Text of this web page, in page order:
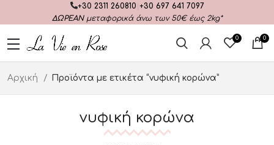
+30 2311 260810 +30 697 641 7097
ΔΩΡΕΑΝμεταφορικά άνω των 50€ έως 2kg*
0 0
Αρχική Προϊόντα με ετικέτα “νυφική κορώνα”
νυφική κορώνα